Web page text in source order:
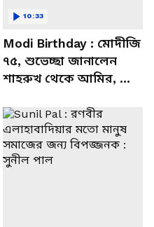
Modi Birthday : মোদীজি
৭৫, শুভেচ্ছা জানালেন
শাহরুখ থেকে আমির, কী
10:33